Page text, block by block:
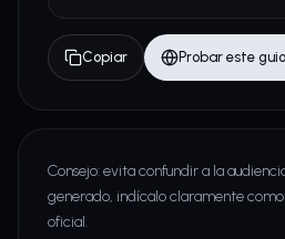
Copiar Probar este
Consejo: evita confundir a la
generado, indícalo claramente
oficial.